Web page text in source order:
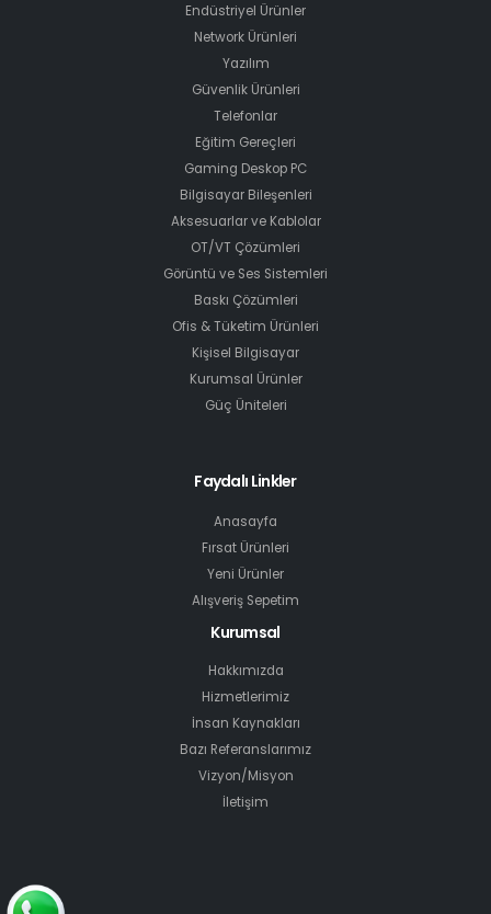
Endüstriyel Ürünler
Network Ürünleri
Yazılım
Güvenlik Ürünleri
Telefonlar
Eğitim Gereçleri
Gaming Deskop PC
Bilgisayar Bileşenleri
Aksesuarlar ve Kablolar
OT/VT Çözümleri
Görüntü ve Ses Sistemleri
Baskı Çözümleri
Ofis & Tüketim Ürünleri
Kişisel Bilgisayar
Kurumsal Ürünler
Güç Üniteleri
Faydalı Linkler
Anasayfa
Fırsat Ürünleri
Yeni Ürünler
Alışveriş Sepetim
Kurumsal
Hakkımızda
Hizmetlerimiz
İnsan Kaynakları
Bazı Referanslarımız
Vizyon/Misyon
İletişim